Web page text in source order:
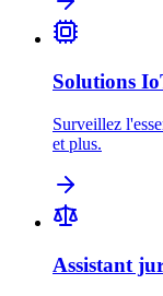
Solutions
Surveillez
et plus.
Assistant